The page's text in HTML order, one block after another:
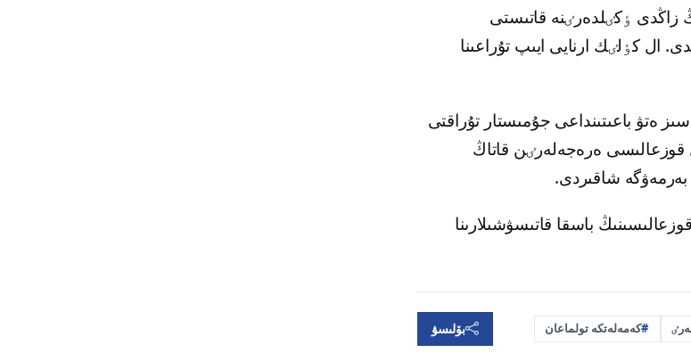
زاڭدى ٶكٸلدەرٸنە قاتىستى
ال كٶلٸك ارنايى ايىپ تۇراعىنا
ەتۋ باعىتىنداعى جۇمىستار تۇراقتى
قوزعالىسى ەرەجەلەرٸن قاتاڭ
بەرمەۋگە شاقىردى.
باسقا قاتىسۋشىلارىنا
كەمەلەتكە تولماعان بۆلىسۋ